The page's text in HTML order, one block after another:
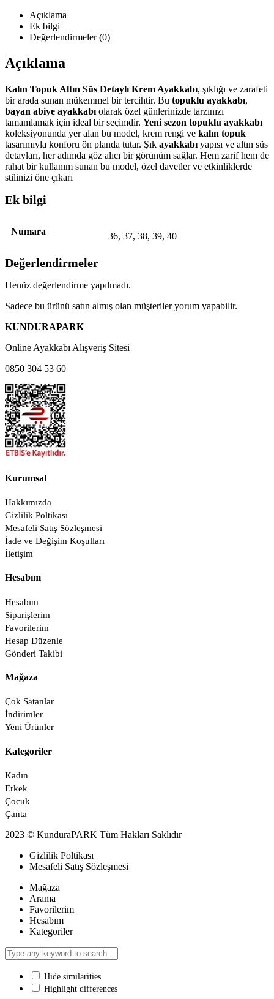
Açıklama
Ek bilgi
Değerlendirmeler (0)
Açıklama
Kalın Topuk Altın Süs Detaylı Krem Ayakkabı, şıklığı ve zarafeti
bir arada sunan mükemmel bir tercihtir. Bu topuklu ayakkabı,
bayan abiye ayakkabı olarak özel günlerinizde tarzınızı
tamamlamak için ideal bir seçimdir. Yeni sezon topuklu ayakkabı
koleksiyonunda yer alan bu model, krem rengi ve kalın topuk
tasarımıyla konforu ön planda tutar. Şık ayakkabı yapısı ve altın süs
detayları, her adımda göz alıcı bir görünüm sağlar. Hem zarif hem de
rahat bir kullanım sunan bu model, özel davetler ve etkinliklerde
stilinizi öne çıkarı
Ek bilgi
Numara 36, 37, 38, 39, 40
Değerlendirmeler
Henüz değerlendirme yapılmadı.
Sadece bu ürünü satın almış olan müşteriler yorum yapabilir.
KUNDURAPARK
Online Ayakkabı Alışveriş Sitesi
0850 304 53 60
Kurumsal
Hakkımızda
Gizlilik Poltikası
Mesafeli Satış Sözleşmesi
İade ve Değişim Koşulları
İletişim
Hesabım
Hesabım
Siparişlerim
Favorilerim
Hesap Düzenle
Gönderi Takibi
Mağaza
Çok Satanlar
İndirimler
Yeni Ürünler
Kategoriler
Kadın
Erkek
Çocuk
Çanta
2023 © KunduraPARK Tüm Hakları Saklıdır
Gizlilik Poltikası
Mesafeli Satış Sözleşmesi
Mağaza
Arama
Favorilerim
Hesabım
Kategoriler
Hide similarities
Highlight differences